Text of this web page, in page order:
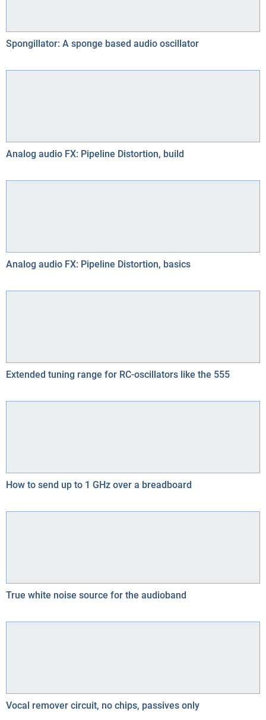
Spongillator: A sponge based audio oscillator
Analog audio FX: Pipeline Distortion, build
Analog audio FX: Pipeline Distortion, basics
Extended tuning range for RC-oscillators like the 555
How to send up to 1 GHz over a breadboard
True white noise source for the audioband
Vocal remover circuit, no chips, passives only